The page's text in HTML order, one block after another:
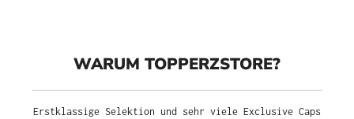
WARUM TOPPERZSTORE?
Erstklassige Selektion und sehr viele Exclusive Caps